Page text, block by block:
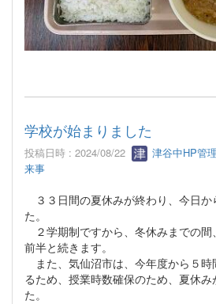
学校が始まりました
投稿日時 : 2024/08/22 津谷中HP管
来事
３３日間の夏休みが終わり、今日か
た。
２学期制ですから、冬休みまでの間
前半と続きます。
また、気仙沼市は、今年度から５時
るため、授業時数確保のため、夏休
た。